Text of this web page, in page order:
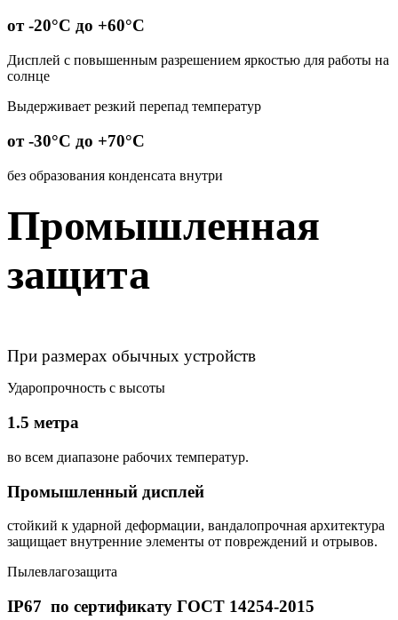
от -20°С до +60°С
Дисплей с повышенным разрешением яркостью для работы на
солнце
Выдерживает резкий перепад температур
от -30°С до +70°С
без образования конденсата внутри
Промышленная
защита
При размерах обычных устройств
Ударопрочность с высоты
1.5 метра
во всем диапазоне рабочих температур.
Промышленный дисплей
стойкий к ударной деформации, вандалопрочная архитектура
защищает внутренние элементы от повреждений и отрывов.
Пылевлагозащита
IP67 по сертификату ГОСТ 14254-2015